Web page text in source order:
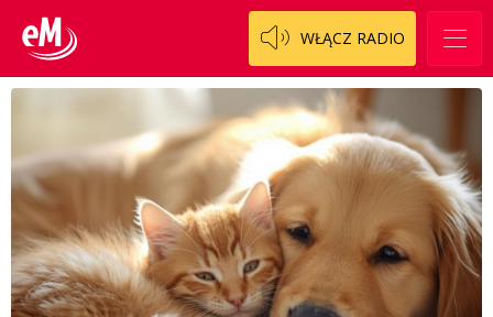
WŁĄCZ RADIO